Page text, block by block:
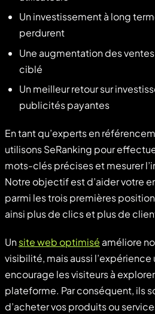
Un investissement à long
perdurent
Une augmentation des
ciblé
Un meilleur retour sur
publicités payantes
En tant qu’experts en
utilisons SeRanking pour
mots-clés précises et mesurer
Notre objectif est d’aider votre
parmi les trois premières
ainsi plus de clics et plus de
Unsite web optimisé améliore
visibilité, mais aussi
encourage les visiteurs à
plateforme. Par conséquent, ils
d’acheter vos produits ou